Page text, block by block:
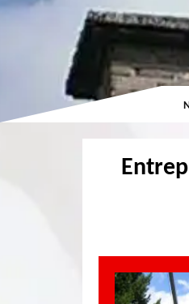
Couvreur